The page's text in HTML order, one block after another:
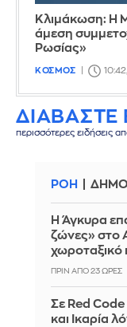
Κλιμάκωση: Η
άμεση
Ρωσίας»
ΚΟΣΜΟΣ
ΔΙΑΒΑΣΤΕ
περισσότερες ειδήσεις
ΡΟΗ
Η Άγκυρα
ζώνες» στο
χωροταξικό
ΠΡΙΝ ΑΠΌ 23 ΏΡΕΣ
Σε Red
και Ικαρία